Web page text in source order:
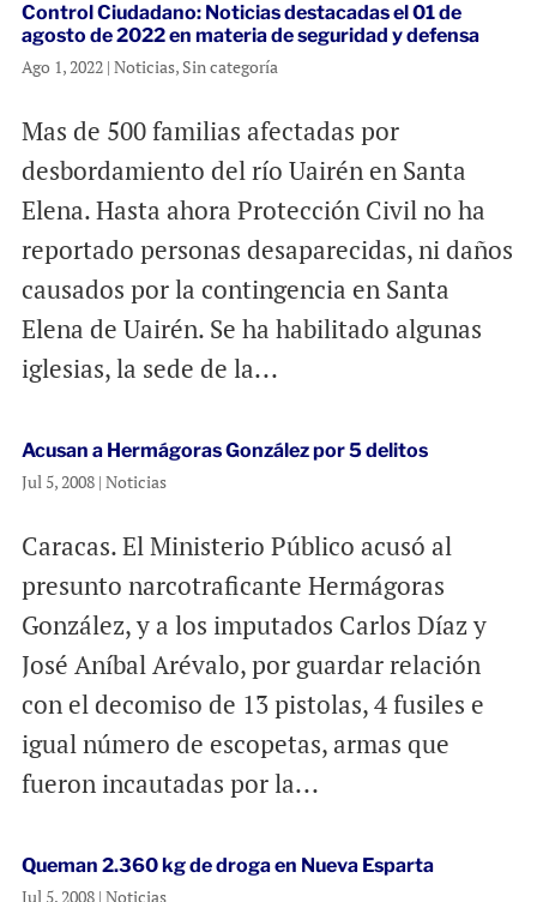
Control Ciudadano: Noticias destacadas el 01 de
agosto de 2022 en materia de seguridad y defensa
Ago 1, 2022| Noticias, Sin categoría
Mas de 500 familias afectadas por
desbordamiento del río Uairén en Santa
Elena. Hasta ahora Protección Civil no ha
reportado personas desaparecidas, ni daños
causados por la contingencia en Santa
Elena de Uairén. Se ha habilitado algunas
iglesias, la sede de la...
Acusan a Hermágoras González por 5 delitos
Jul 5, 2008| Noticias
Caracas. El Ministerio Público acusó al
presunto narcotraficante Hermágoras
González, y a los imputados Carlos Díaz y
José Aníbal Arévalo, por guardar relación
con el decomiso de 13 pistolas, 4 fusiles e
igual número de escopetas, armas que
fueron incautadas por la...
Queman 2.360 kg de droga en Nueva Esparta
Jul 5, 2008| Noticias